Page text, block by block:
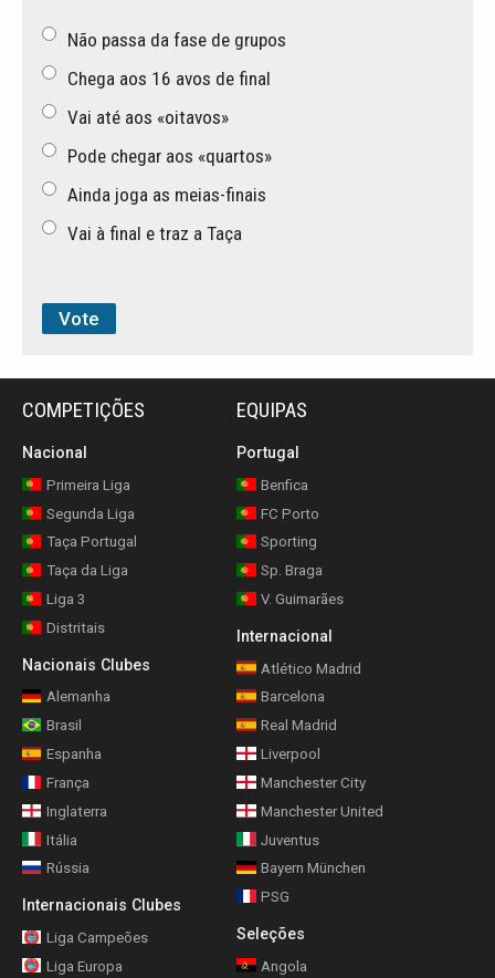
Não passa da fase de grupos
Chega aos 16 avos de final
Vai até aos «oitavos»
Pode chegar aos «quartos»
Ainda joga as meias-finais
Vai à final e traz a Taça
COMPETIÇÕES
Nacional
Primeira Liga
Segunda Liga
Taça Portugal
Taça da Liga
Liga 3
Distritais
Nacionais Clubes
Alemanha
Brasil
Espanha
França
Inglaterra
Itália
Rússia
Internacionais Clubes
Liga Campeões
Liga Europa
EQUIPAS
Portugal
Benfica
FC Porto
Sporting
Sp. Braga
V. Guimarães
Internacional
Atlético Madrid
Barcelona
Real Madrid
Liverpool
Manchester City
Manchester United
Juventus
Bayern München
PSG
Seleções
Angola